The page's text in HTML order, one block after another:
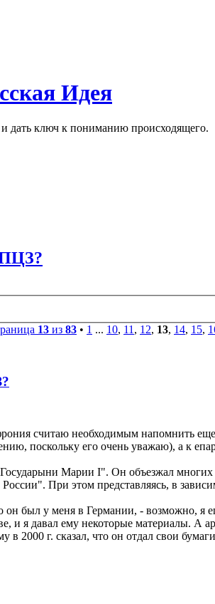
Идея
дать ключ к пониманию происходящего.
13 из 83 • 1 ... 10, 11 , 12, 13, 14, 15,
считаю необходимым напомнить
поскольку его очень уважаю), а к
Марии I". Он объезжал
При этом представляясь, в
он был у меня в Германии, - возможно,
и я давал ему некоторые материалы. А
2000 г. сказал, что он отдал свои